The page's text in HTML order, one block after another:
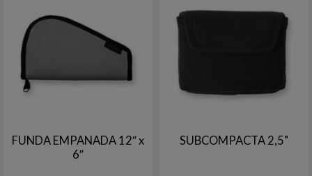
FUNDA EMPANADA 12″ x
6″
SUBCOMPACTA 2,5"